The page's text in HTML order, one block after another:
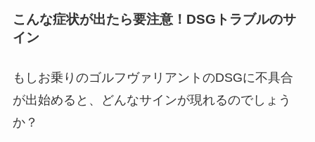
こんな症状が出たら要注意！DSGトラブルのサ
イン
もしお乗りのゴルフヴァリアントのDSGに不具合
が出始めると、どんなサインが現れるのでしょう
か？